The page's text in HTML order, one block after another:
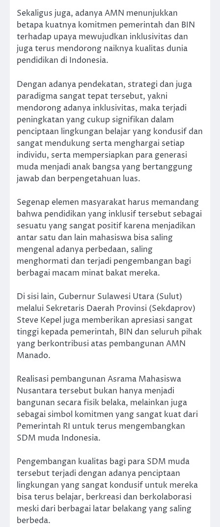
Sekaligus juga, adanya AMN menunjukkan
betapa kuatnya komitmen pemerintah dan BIN
terhadap upaya mewujudkan inklusivitas dan
juga terus mendorong naiknya kualitas dunia
pendidikan di Indonesia.
Dengan adanya pendekatan, strategi dan juga
paradigma sangat tepat tersebut, yakni
mendorong adanya inklusivitas, maka terjadi
peningkatan yang cukup signifikan dalam
penciptaan lingkungan belajar yang kondusif dan
sangat mendukung serta menghargai setiap
individu, serta mempersiapkan para generasi
muda menjadi anak bangsa yang bertanggung
jawab dan berpengetahuan luas.
Segenap elemen masyarakat harus memandang
bahwa pendidikan yang inklusif tersebut sebagai
sesuatu yang sangat positif karena menjadikan
antar satu dan lain mahasiswa bisa saling
mengenal adanya perbedaan, saling
menghormati dan terjadi pengembangan bagi
berbagai macam minat bakat mereka.
Di sisi lain, Gubernur Sulawesi Utara (Sulut)
melalui Sekretaris Daerah Provinsi (Sekdaprov)
Steve Kepel juga memberikan apresiasi sangat
tinggi kepada pemerintah, BIN dan seluruh pihak
yang berkontribusi atas pembangunan AMN
Manado.
Realisasi pembangunan Asrama Mahasiswa
Nusantara tersebut bukan hanya menjadi
bangunan secara fisik belaka, melainkan juga
sebagai simbol komitmen yang sangat kuat dari
Pemerintah RI untuk terus mengembangkan
SDM muda Indonesia.
Pengembangan kualitas bagi para SDM muda
tersebut terjadi dengan adanya penciptaan
lingkungan yang sangat kondusif untuk mereka
bisa terus belajar, berkreasi dan berkolaborasi
meski dari berbagai latar belakang yang saling
berbeda.